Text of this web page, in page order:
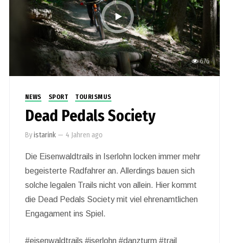
676
NEWS SPORT TOURISMUS
Dead Pedals Society
Byistarink — 4 Jahren ago
Die Eisenwaldtrails in Iserlohn locken immer mehr
begeisterte Radfahrer an. Allerdings bauen sich
solche legalen Trails nicht von allein. Hier kommt
die Dead Pedals Society mit viel ehrenamtlichen
Engagament ins Spiel.
#eisenwaldtrails #iserlohn #danzturm #trail